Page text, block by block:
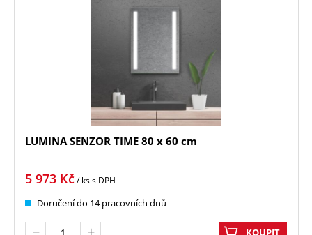
LUMINA SENZOR TIME 80 x 60 cm
5 973 Kč/ kss DPH
Doručení do 14 pracovních dnů
KOUPIT